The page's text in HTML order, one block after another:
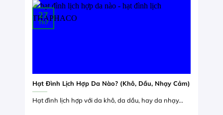
Hạt Đình Lịch Hợp Da Nào? (Khô, Dầu, Nhạy Cảm)
Hạt đình lịch hợp với da khô, da dầu, hay da nhạy...
27
Th7